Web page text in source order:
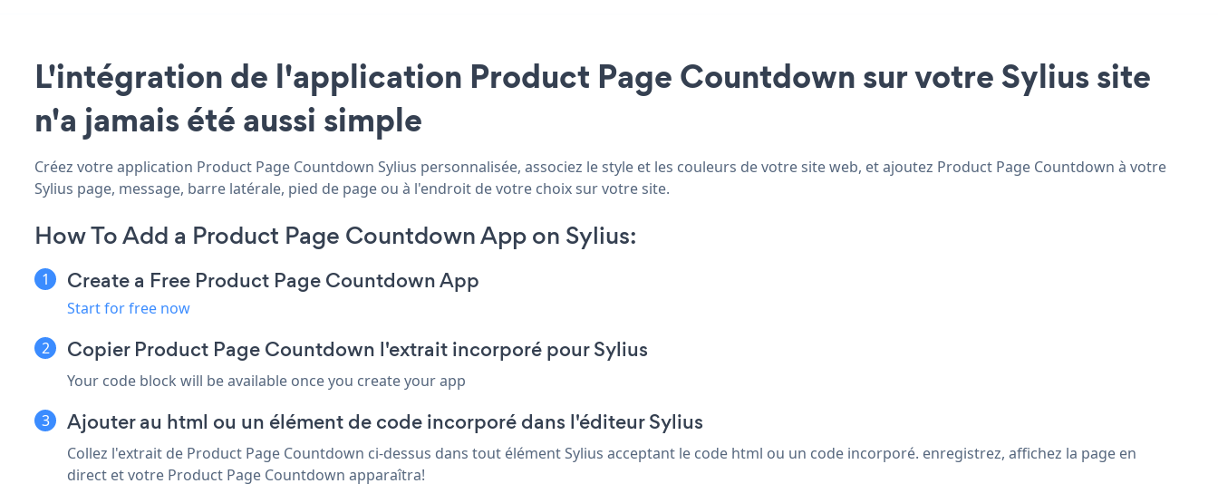
L'intégration de l'application Product Page Countdown sur votre Sylius site
n'a jamais été aussi simple
Créez votre application Product Page Countdown Sylius personnalisée, associez le style et les couleurs de votre site web, et ajoutez Product Page Countdown à votre
Sylius page, message, barre latérale, pied de page ou à l'endroit de votre choix sur votre site.
How To Add a Product Page Countdown App on Sylius:
Create a Free Product Page Countdown App
Start for free now
Copier Product Page Countdown l'extrait incorporé pour Sylius
Your code block will be available once you create your app
Ajouter au html ou un élément de code incorporé dans l'éditeur Sylius
Collez l'extrait de Product Page Countdown ci-dessus dans tout élément Sylius acceptant le code html ou un code incorporé. enregistrez, affichez la page en
direct et votre Product Page Countdown apparaîtra!